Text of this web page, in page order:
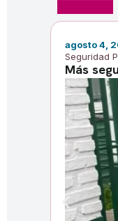
agosto 4,
Seguridad
Más